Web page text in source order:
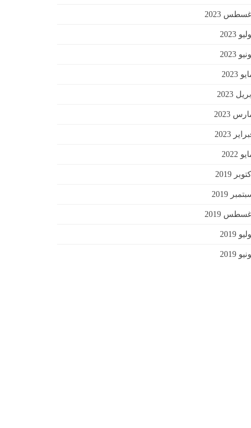
أغسطس 2023
2023
2023
2023
أبريل 2023
2023
2023
2022
أكتوبر 2019
2019
أغسطس 2019
2019
2019